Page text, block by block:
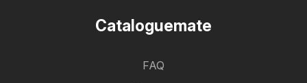
Cataloguemate
FAQ